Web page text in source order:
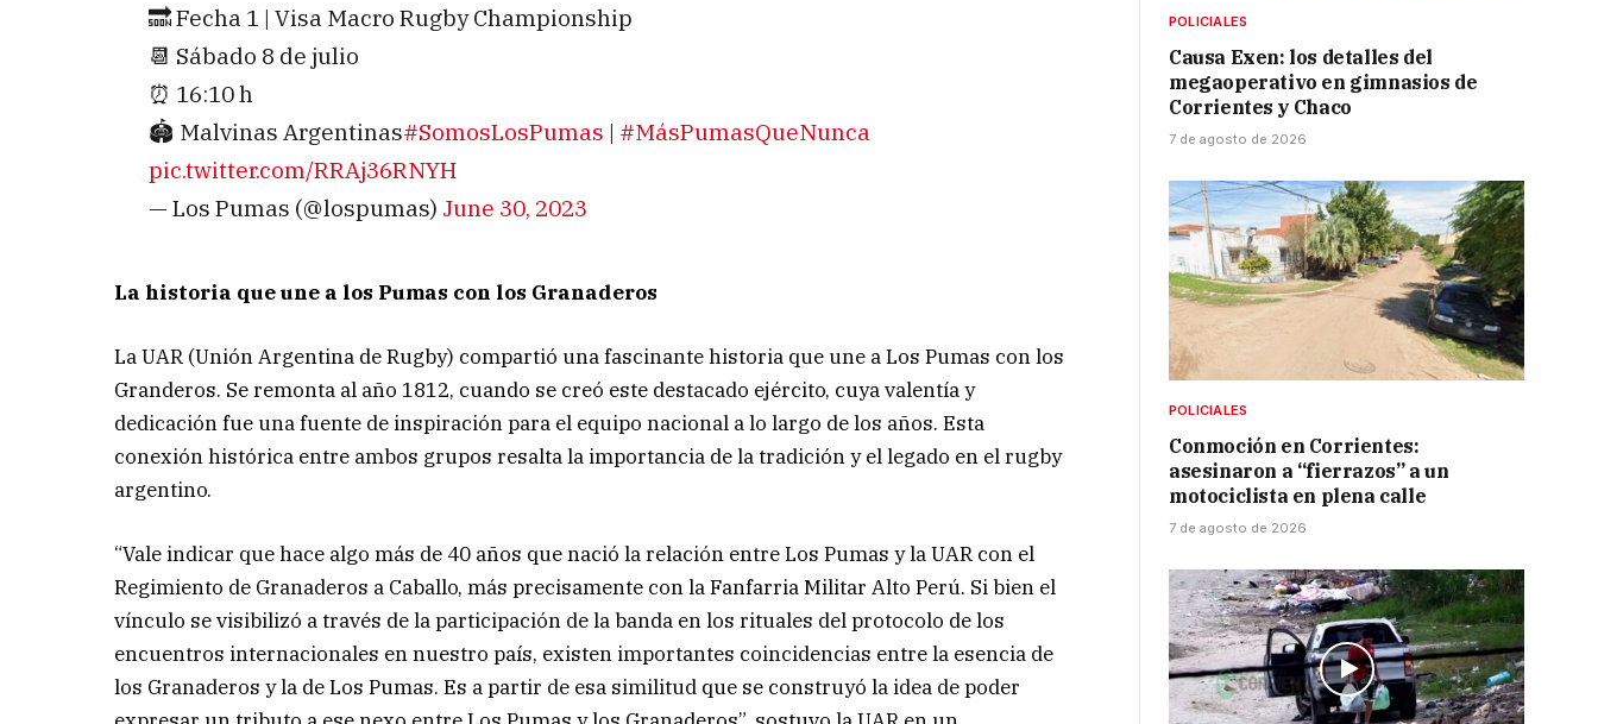
🔜 Fecha 1 | Visa Macro Rugby Championship
📆 Sábado 8 de julio
⏰ 16:10 h
🏟️ Malvinas Argentinas#SomosLosPumas | #MásPumasQueNunca
pic.twitter.com/RRAj36RNYH
— Los Pumas (@lospumas) June 30, 2023
La historia que une a los Pumas con los Granaderos
La UAR (Unión Argentina de Rugby) compartió una fascinante historia que une a Los Pumas con los
Granderos. Se remonta al año 1812, cuando se creó este destacado ejército, cuya valentía y
dedicación fue una fuente de inspiración para el equipo nacional a lo largo de los años. Esta
conexión histórica entre ambos grupos resalta la importancia de la tradición y el legado en el rugby
argentino.
“Vale indicar que hace algo más de 40 años que nació la relación entre Los Pumas y la UAR con el
Regimiento de Granaderos a Caballo, más precisamente con la Fanfarria Militar Alto Perú. Si bien el
vínculo se visibilizó a través de la participación de la banda en los rituales del protocolo de los
encuentros internacionales en nuestro país, existen importantes coincidencias entre la esencia de
los Granaderos y la de Los Pumas. Es a partir de esa similitud que se construyó la idea de poder
POLICIALES
Causa Exen: los detalles del
megaoperativo en gimnasios de
Corrientes y Chaco
7 de agosto de 2026
POLICIALES
Conmoción en Corrientes:
asesinaron a “fierrazos” a un
motociclista en plena calle
7 de agosto de 2026